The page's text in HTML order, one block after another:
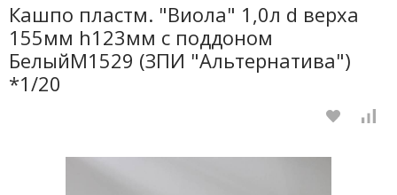
Кашпо пластм. "Виола" 1,0л d верха
155мм h123мм с поддоном
БелыйМ1529 (ЗПИ "Альтернатива")
*1/20